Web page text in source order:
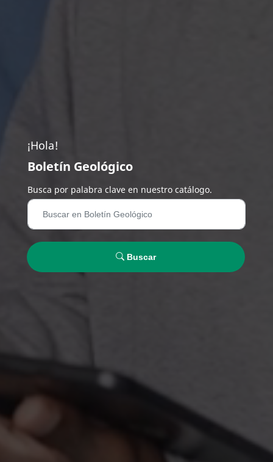
¡Hola!
Boletín Geológico
Busca por palabra clave en nuestro catálogo.
Buscar